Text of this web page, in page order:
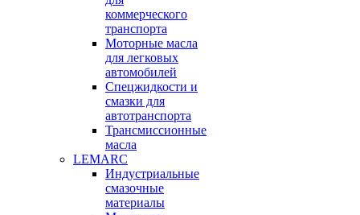
коммерческого
транспорта
Моторные масла
для легковых
автомобилей
Спецжидкости и
смазки для
автотранспорта
Трансмиссионные
масла
LEMARC
Индустриальные
смазочные
материалы